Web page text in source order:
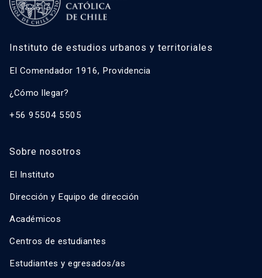
Macarena Ibarra Alonso
Magdalena Vicuña Del Río
María Luisa Méndez Layera
Óscar Figueroa Monsalve
Pedro Bannen Lanata
Piroska Ángel
Ricardo Truffello Robledo
Roberto Moris Iturrieta
Instituto de estudios urbanos y territoriales
El Comendador 1916, Providencia
¿Cómo llegar?
+56 95504 5505
Sobre nosotros
El Instituto
Dirección y Equipo de dirección
Académicos
Centros de estudiantes
Estudiantes y egresados/as